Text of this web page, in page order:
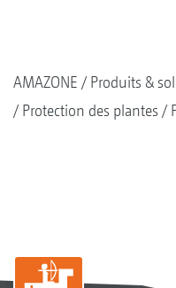
AMAZONE
Produits &
Protection des plantes